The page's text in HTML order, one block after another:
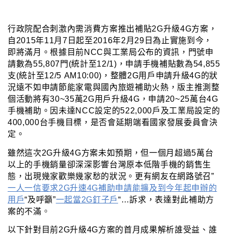
行政院配合刺激內需消費方案推出補貼2G升級4G方案，
自2015年11月7日起至2016年2月29日為止實施到今，
即將滿月 。根據目前NCC與工業局公布的資訊 ， 門號申
請數為55,807門(統計至12/1) ， 申請手機補貼數為54,855
支(統計至12/5 AM10:00) ， 整體2G用戶申請升級4G的狀
況遠不如申請節能家電與國內旅遊補助火熱 ， 版主推測整
個活動將有30~35萬2G用戶升級4G，申請20~25萬台4G
手機補助。因未達NCC設定的522,000戶及工業局設定的
400,000台手機目標，是否會延期端看國家發展委員會決
定。
雖然這次2G升級4G方案未如預期 ，但一個月超過5萬台
以上的手機銷量卻深深影響台灣原本低階手機的銷售生
態 ，出現幾家歡樂幾家愁的狀況。更有網友在網路號召”
一人一信要求2G升速4G補助申請能擴及到今年起申辦的
用戶“及呼籲”一起當2G釘子戶“…訴求 ，表達對此補助方
案的不滿 。
以下針對目前2G升級4G方案的首月成果解析誰受益 、誰